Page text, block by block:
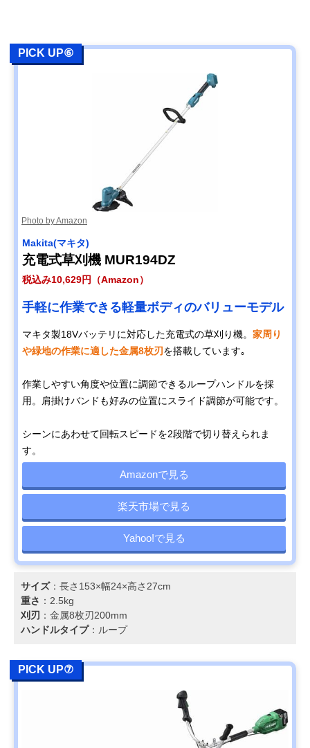
PICK UP⑥
Photo by Amazon
Makita(マキタ)
充電式草刈機 MUR194DZ
税込み10,629円（Amazon）
手軽に作業できる軽量ボディのバリューモデル
マキタ製18Vバッテリに対応した充電式の草刈り機。 家周り
や緑地の作業に適した金属8枚刃を搭載しています｡
作業しやすい角度や位置に調節できるループハンドルを採
用。肩掛けバンドも好みの位置にスライド調節が可能です。
シーンにあわせて回転スピードを2段階で切り替えられま
す。
Amazonで見る
楽天市場で見る
Yahoo!で見る
サイズ：長さ153×幅24×高さ27cm
重さ ：2.5kg
刈刃 ：金属8枚刃200mm
ハンドルタイプ：ループ
PICK UP⑦